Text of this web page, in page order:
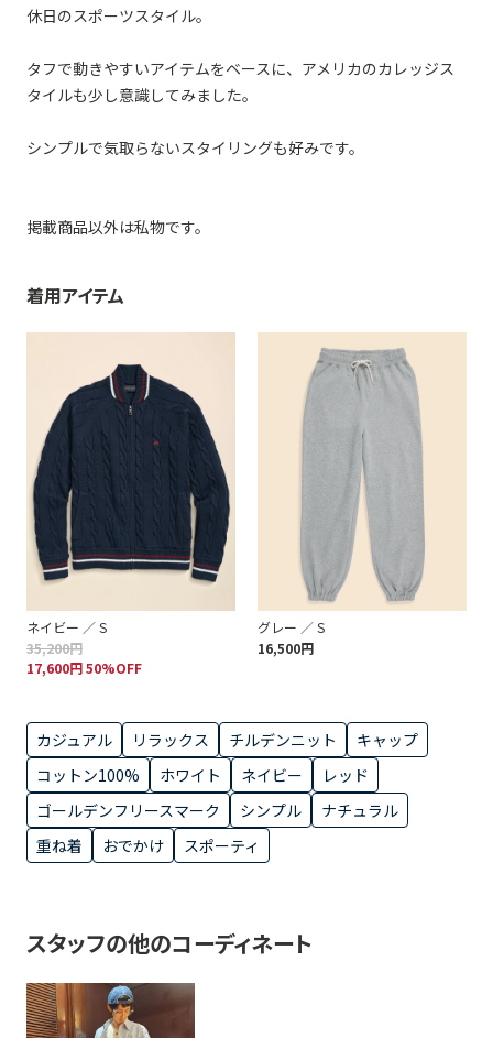
休日のスポーツスタイル。
タフで動きやすいアイテムをベースに、アメリカのカレッジス
タイルも少し意識してみました。
シンプルで気取らないスタイリングも好みです。
掲載商品以外は私物です。
着用アイテム
ネイビー ／ S
35,200円
17,600円 50%OFF
グレー ／ S
16,500円
カジュアル リラックス チルデンニット
キャップ
コットン100%
ホワイト ネイビー
レッド
ゴールデンフリースマーク
シンプル
ナチュラル
重ね着
おでかけ スポーティ
スタッフの他のコーディネート